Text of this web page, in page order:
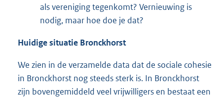
als vereniging tegenkomt? Vernieuwing is
nodig, maar hoe doe je dat?
Huidige situatie Bronckhorst
We zien in de verzamelde data dat de sociale cohesie
in Bronckhorst nog steeds sterk is. In Bronckhorst
zijn bovengemiddeld veel vrijwilligers en bestaat een